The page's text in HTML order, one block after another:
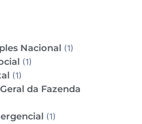
Nacional (1)
(1)
(1)
da Fazenda
(1)